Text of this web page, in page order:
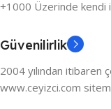
+1000 Üzerinde kendi
Güvenilirlik
2004 yılından itibaren
www.ceyizci.com